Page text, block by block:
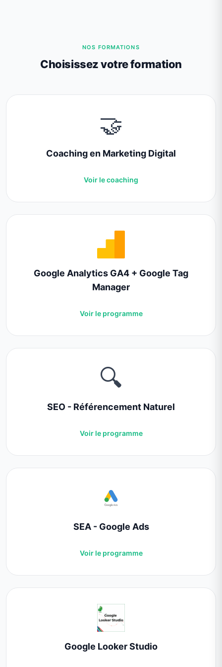
NOS FORMATIONS
Choisissez votre formation
🤝
Coaching en Marketing Digital
Voir le coaching
Google Analytics GA4 + Google Tag
Manager
Voir le programme
🔍
SEO - Référencement Naturel
Voir le programme
SEA - Google Ads
Voir le programme
Google Looker Studio